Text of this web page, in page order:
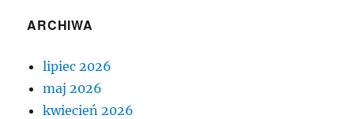
ARCHIWA
lipiec 2026
maj 2026
kwiecień 2026